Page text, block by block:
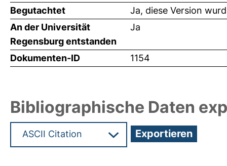
Begutachtet
Ja, diese Version
An der Universität
Regensburg entstanden
Ja
Dokumenten-ID 1154
Bibliographische Daten